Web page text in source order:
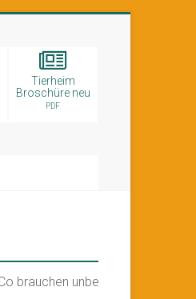
Tierheim
Broschüre neu
PDF
brauchen unbedingt ein neues